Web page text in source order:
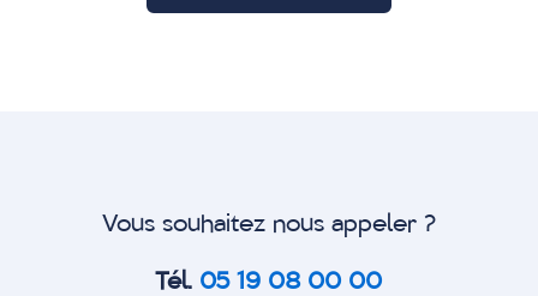
Vous souhaitez nous appeler ?
Tél. 05 19 08 00 00